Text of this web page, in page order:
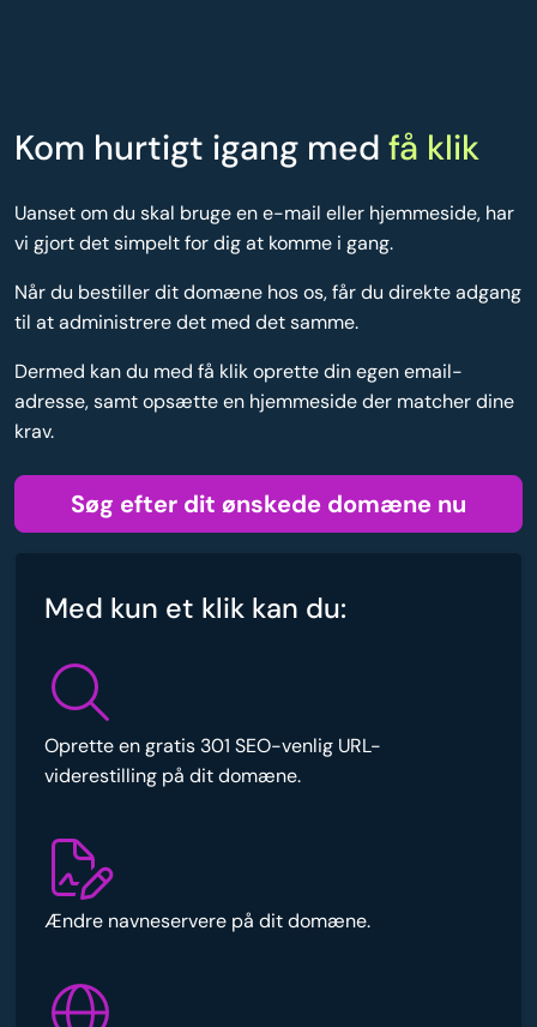
Kom hurtigt igang med få klik
Uanset om du skal bruge en e-mail eller hjemmeside, har
vi gjort det simpelt for dig at komme i gang.
Når du bestiller dit domæne hos os, får du direkte adgang
til at administrere det med det samme.
Dermed kan du med få klik oprette din egen email-
adresse, samt opsætte en hjemmeside der matcher dine
krav.
Søg efter dit ønskede domæne nu
Med kun et klik kan du:
Oprette en gratis 301 SEO-venlig URL-
viderestilling på dit domæne.
Ændre navneservere på dit domæne.